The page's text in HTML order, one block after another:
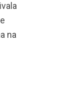
na